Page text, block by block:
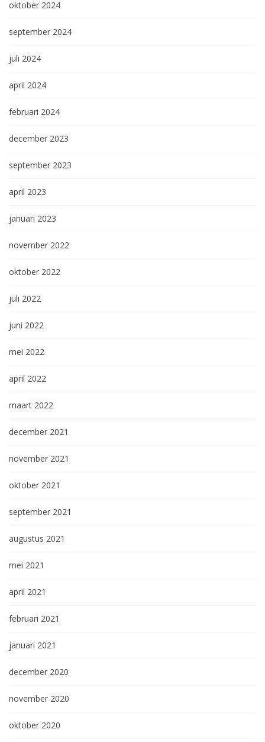
oktober 2024
september 2024
juli 2024
april 2024
februari 2024
december 2023
september 2023
april 2023
januari 2023
november 2022
oktober 2022
juli 2022
juni 2022
mei 2022
april 2022
maart 2022
december 2021
november 2021
oktober 2021
september 2021
augustus 2021
mei 2021
april 2021
februari 2021
januari 2021
december 2020
november 2020
oktober 2020